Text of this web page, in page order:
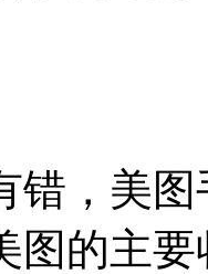
错，美
图的主